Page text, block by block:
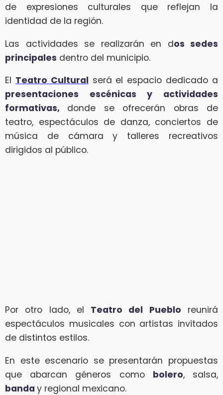
de expresiones culturales que reflejan la
identidad de la región.
Las actividades se realizarán en dos sedes
principales dentro del municipio.
El Teatro Cultural será el espacio dedicado a
presentaciones escénicas y actividades
formativas, donde se ofrecerán obras de
teatro, espectáculos de danza, conciertos de
música de cámara y talleres recreativos
dirigidos al público.
Por otro lado, el Teatro del Pueblo reunirá
espectáculos musicales con artistas invitados
de distintos estilos.
En este escenario se presentarán propuestas
que abarcan géneros como bolero, salsa,
banda y regional mexicano.